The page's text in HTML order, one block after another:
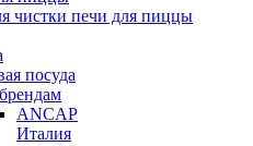
чистки печи для пиццы
посуда
ANCAP
Италия